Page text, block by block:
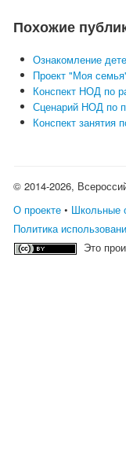
Похожие
Ознакомление
Проект "Моя
Конспект НОД по
Сценарий НОД по
Конспект занятия
© 2014-2026,
О проекте • Школьные
Политика
Это